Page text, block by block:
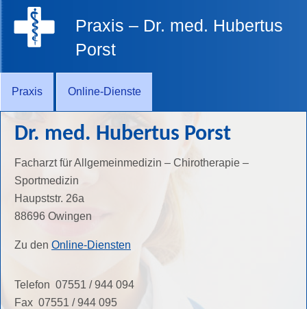
Praxis – Dr. med. Hubertus
Porst
Praxis Online-Dienste
Dr. med. Hubertus Porst
Facharzt für Allgemeinmedizin – Chirotherapie –
Sportmedizin
Haupststr. 26a
88696 Owingen
Zu den Online-Diensten
Telefon 07551 / 944 094
Fax 07551 / 944 095